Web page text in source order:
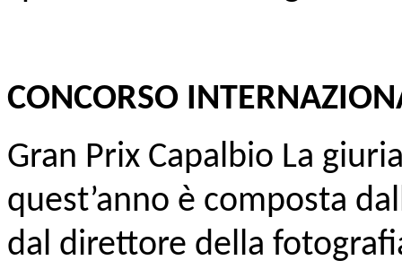
CONCORSO
Gran Prix Capalbio La
quest’anno è composta
dal direttore della